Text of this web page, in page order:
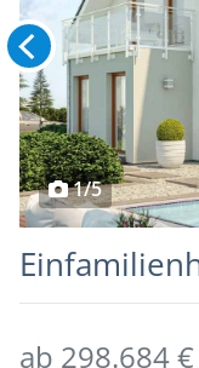
1/5
ab 298.684 €